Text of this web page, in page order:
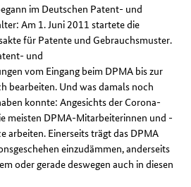
im Deutschen Patent- und
Am 1. Juni 2011 startete die
für Patente und Gebrauchsmuster.
und
vom Eingang beim DPMA bis zur
bearbeiten. Und was damals noch
konnte: Angesichts der Corona-
meisten DPMA-Mitarbeiterinnen und -
arbeiten. Einerseits trägt das DPMA
einzudämmen, anderseits
oder gerade deswegen auch in diesen